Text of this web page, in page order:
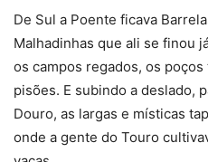
De Sul a Poente ficava
Malhadinhas que ali se finou
os campos regados, os
pisões. E subindo a deslado,
Douro, as largas e místicas
onde a gente do Touro